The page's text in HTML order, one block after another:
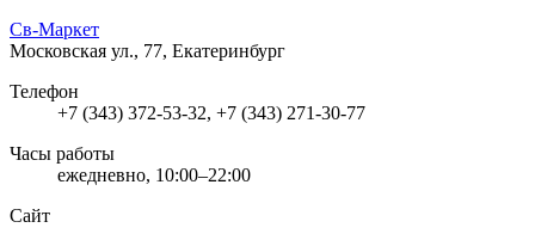
Св-Маркет
Московская ул., 77, Екатеринбург
Телефон
+7 (343) 372-53-32, +7 (343) 271-30-77
Часы работы
ежедневно, 10:00–22:00
Сайт